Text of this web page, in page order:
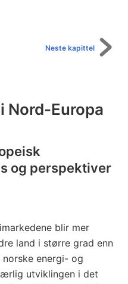
Neste kapittel
Nord-Europa
og perspektiver
blir mer
land i større grad enn
energi- og
utviklingen i det